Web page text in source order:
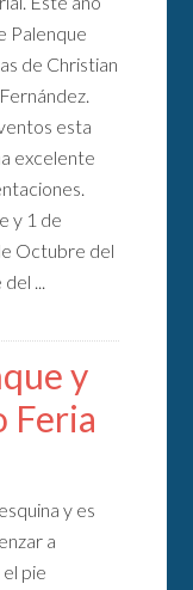
Palenque
de Christian
esta
excelente
y 1 de
Octubre del
...
y
Feria
y es
a
pie